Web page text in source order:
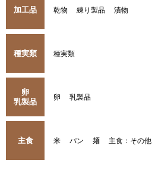
加工品 乾物 練り製品 漬物
種実類 種実類
卵
乳製品
卵 乳製品
主食 米 パン 麺 主食：その他